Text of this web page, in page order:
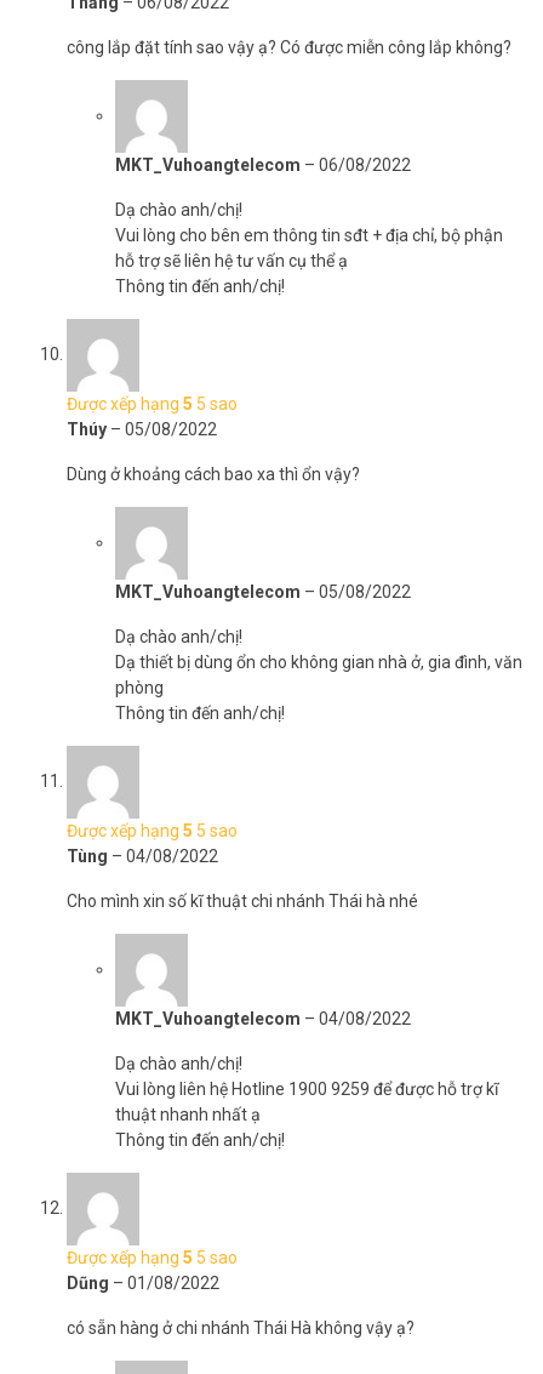
công lắp đặt tính sao vậy ạ? Có được miễn công lắp không?
MKT_Vuhoangtelecom – 06/08/2022
Dạ chào anh/chị!
Vui lòng cho bên em thông tin sđt + địa chỉ, bộ phận
hỗ trợ sẽ liên hệ tư vấn cụ thể ạ
Thông tin đến anh/chị!
Được xếp hạng 5 5 sao
Thúy – 05/08/2022
Dùng ở khoảng cách bao xa thì ổn vậy?
MKT_Vuhoangtelecom – 05/08/2022
Dạ chào anh/chị!
Dạ thiết bị dùng ổn cho không gian nhà ở, gia đình, văn
phòng
Thông tin đến anh/chị!
Được xếp hạng 5 5 sao
Tùng – 04/08/2022
Cho mình xin số kĩ thuật chi nhánh Thái hà nhé
MKT_Vuhoangtelecom – 04/08/2022
Dạ chào anh/chị!
Vui lòng liên hệ Hotline 1900 9259 để được hỗ trợ kĩ
thuật nhanh nhất ạ
Thông tin đến anh/chị!
Được xếp hạng 5 5 sao
Dũng – 01/08/2022
có sẵn hàng ở chi nhánh Thái Hà không vậy ạ?